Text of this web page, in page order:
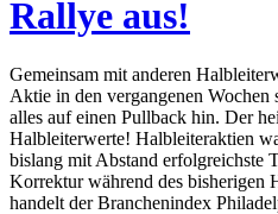
Rallye aus!
Gemeinsam mit anderen
Aktie in den vergangenen Wochen
alles auf einen Pullback hin. Der
Halbleiterwerte! Halbleiteraktien
bislang mit Abstand erfolgreichste
Korrektur während des bisherigen
handelt der Branchenindex